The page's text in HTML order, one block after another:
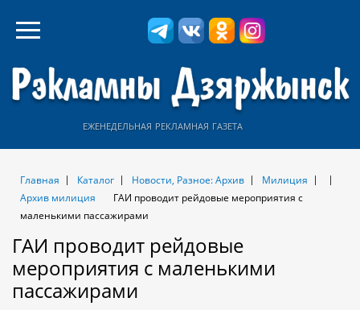
еженедельная рекламная газета
Главная Каталог Новости, Разное: Архив
Милиция
Архив милиция
ГАИ проводит рейдовые мероприятия с
маленькими пассажирами
ГАИ проводит рейдовые
мероприятия с маленькими
пассажирами